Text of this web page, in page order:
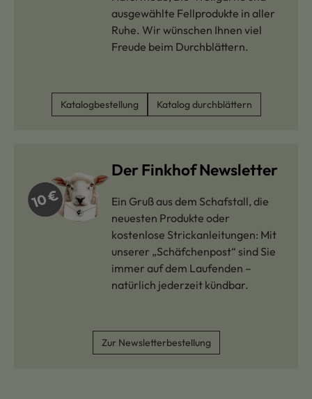
ausgewählte Fellprodukte in aller
Ruhe. Wir wünschen Ihnen viel
Freude beim Durchblättern.
Katalogbestellung Katalog durchblättern
Der Finkhof Newsletter
Ein Gruß aus dem Schafstall, die
neuesten Produkte oder
kostenlose Strickanleitungen: Mit
unserer „Schäfchenpost“ sind Sie
immer auf dem Laufenden –
natürlich jederzeit kündbar.
Zur Newsletterbestellung